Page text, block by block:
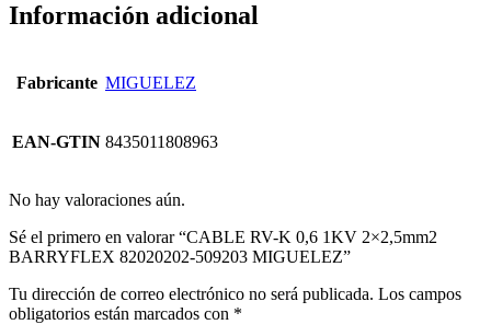
Información adicional
Fabricante MIGUELEZ
EAN-GTIN 8435011808963
No hay valoraciones aún.
Sé el primero en valorar “CABLE RV-K 0,6 1KV 2×2,5mm2
BARRYFLEX 82020202-509203 MIGUELEZ”
Tu dirección de correo electrónico no será publicada. Los campos
obligatorios están marcados con *